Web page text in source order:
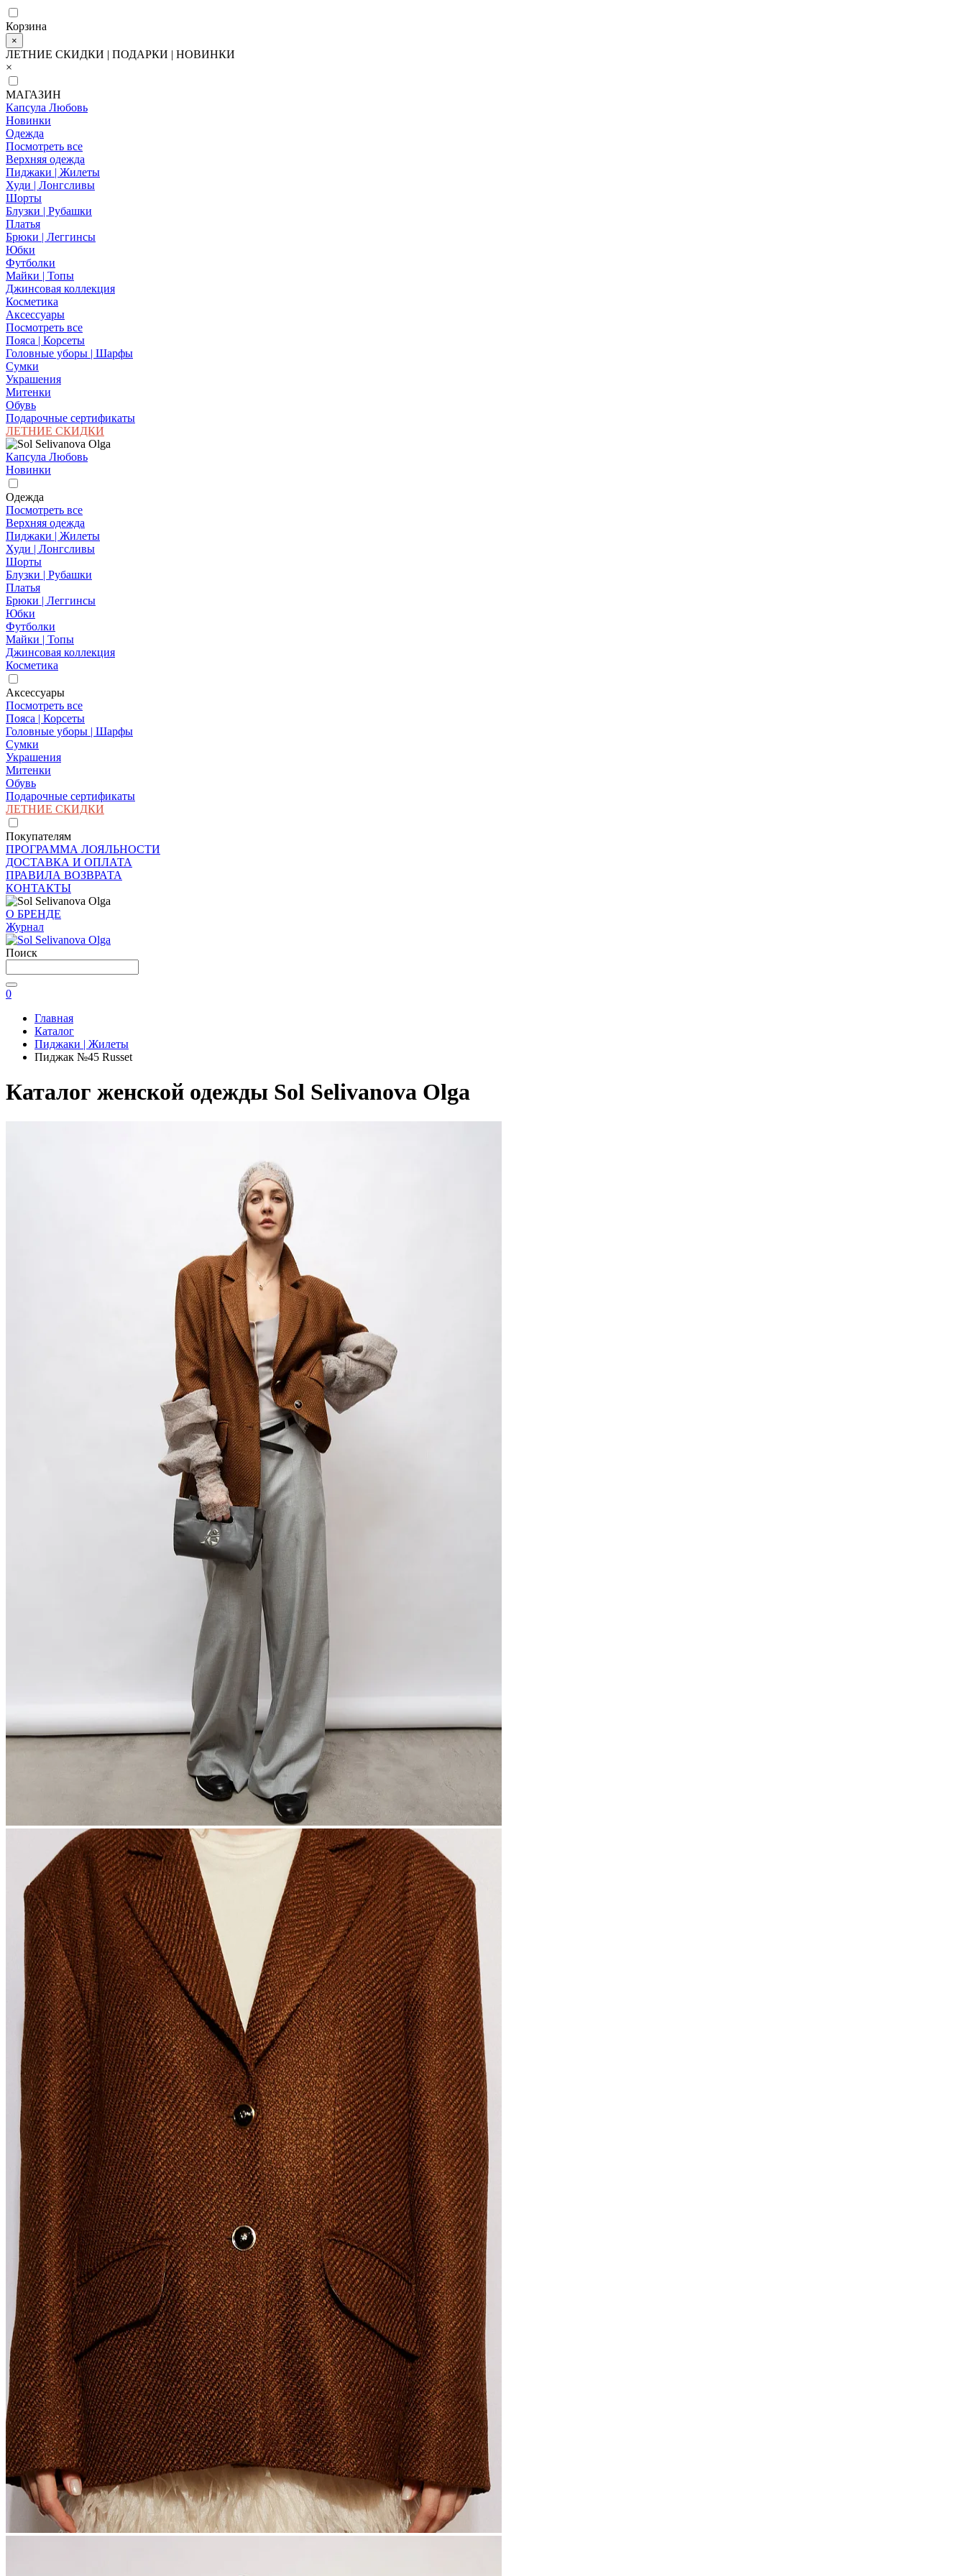
Корзина
×
ЛЕТНИЕ СКИДКИ | ПОДАРКИ | НОВИНКИ
×
МАГАЗИН
Капсула Любовь
Новинки
Одежда
Посмотреть все
Верхняя одежда
Пиджаки | Жилеты
Худи | Лонгсливы
Шорты
Блузки | Рубашки
Платья
Брюки | Леггинсы
Юбки
Футболки
Майки | Топы
Джинсовая коллекция
Косметика
Аксессуары
Посмотреть все
Пояса | Корсеты
Головные уборы | Шарфы
Сумки
Украшения
Митенки
Обувь
Подарочные сертификаты
ЛЕТНИЕ СКИДКИ
Капсула Любовь
Новинки
Одежда
Посмотреть все
Верхняя одежда
Пиджаки | Жилеты
Худи | Лонгсливы
Шорты
Блузки | Рубашки
Платья
Брюки | Леггинсы
Юбки
Футболки
Майки | Топы
Джинсовая коллекция
Косметика
Аксессуары
Посмотреть все
Пояса | Корсеты
Головные уборы | Шарфы
Сумки
Украшения
Митенки
Обувь
Подарочные сертификаты
ЛЕТНИЕ СКИДКИ
Покупателям
ПРОГРАММА ЛОЯЛЬНОСТИ
ДОСТАВКА И ОПЛАТА
ПРАВИЛА ВОЗВРАТА
КОНТАКТЫ
О БРЕНДЕ
Журнал
Поиск
0
Главная
Каталог
Пиджаки | Жилеты
Пиджак №45 Russet
Каталог женской одежды Sol Selivanova Olga